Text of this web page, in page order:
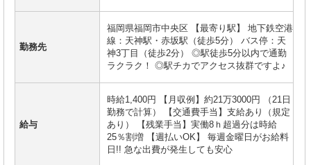
勤務先
福岡県福岡市中央区 【最寄り駅】 地下鉄空港
線：天神駅・赤坂駅（徒歩5分） バス停：天
神3丁目（徒歩2分） ◎駅徒歩5分以内で通勤
ラクラク！ ◎駅チカでアクセス抜群ですよ♪
給与
時給1,400円 【月収例】約21万3000円 （21日
勤務で計算） 【交通費手当】支給あり（規定
あり） 【残業手当】実働8ｈ超過分は時給
25％割増 【週払いOK】 毎週金曜日がお給料
日!! 急な出費が発生しても安心